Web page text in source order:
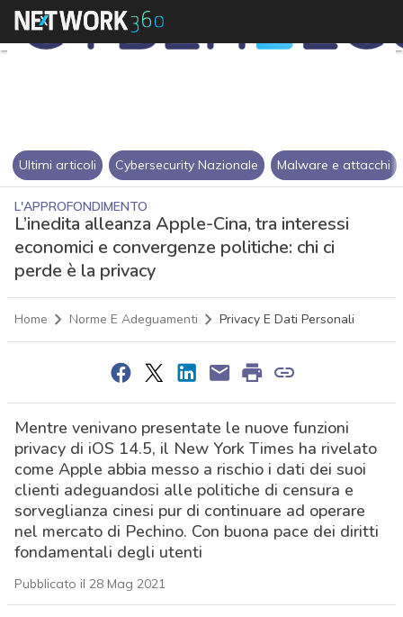
Ultimi articoli Cybersecurity Nazionale Malware e attacchi
L'APPROFONDIMENTO
L’inedita alleanza Apple-Cina, tra interessi
economici e convergenze politiche: chi ci
perde è la privacy
Home Norme E Adeguamenti Privacy E Dati Personali
Mentre venivano presentate le nuove funzioni
privacy di iOS 14.5, il New York Times ha rivelato
come Apple abbia messo a rischio i dati dei suoi
clienti adeguandosi alle politiche di censura e
sorveglianza cinesi pur di continuare ad operare
nel mercato di Pechino. Con buona pace dei diritti
fondamentali degli utenti
Pubblicato il 28 Mag 2021